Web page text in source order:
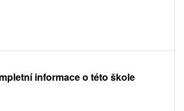
informace o této škole